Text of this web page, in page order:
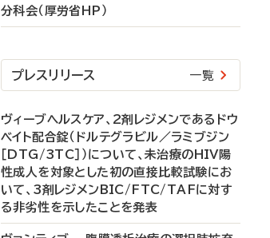
分科会（厚労省HP）
プレスリリース 一覧
ヴィーブヘルスケア、2剤レジメンであるドウ
ベイト配合錠（ドルテグラビル／ラミブジン
［DTG/3TC］）について、未治療のHIV陽
性成人を対象とした初の直接比較試験にお
いて、3剤レジメンBIC/FTC/TAFに対す
る非劣性を示したことを発表